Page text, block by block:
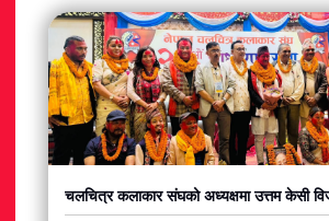
चलचित्र कलाकार संघको अध्यक्षमा उत्तम केसी